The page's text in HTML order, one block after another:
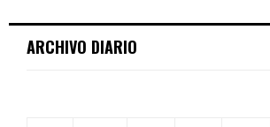
ARCHIVO DIARIO